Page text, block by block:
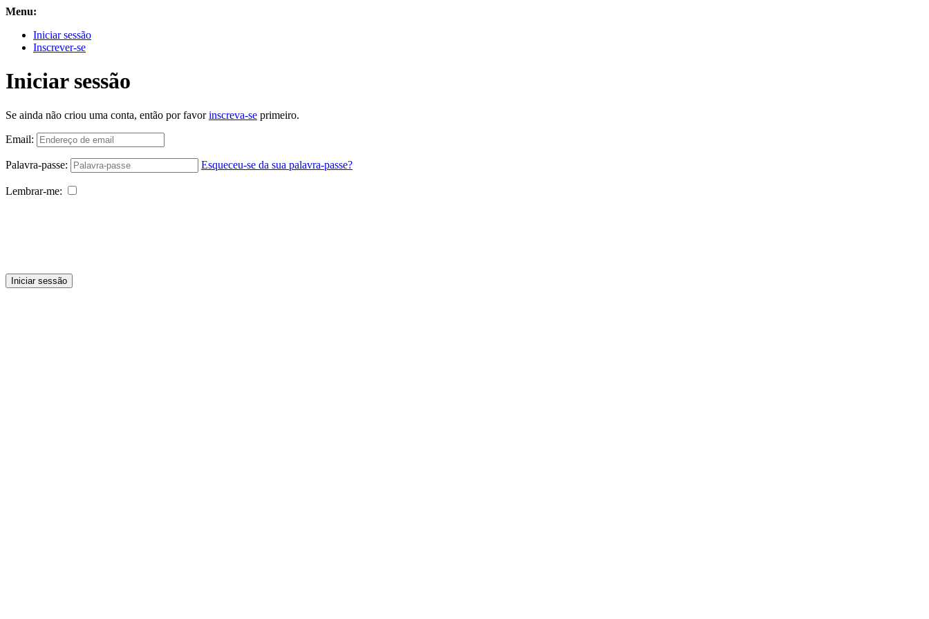
Menu:
Iniciar sessão
Inscrever-se
Iniciar sessão
Se ainda não criou uma conta, então por favorinscreva-se primeiro.
Email:
Palavra-passe: Esqueceu-se da sua palavra-passe?
Lembrar-me:
Iniciar sessão